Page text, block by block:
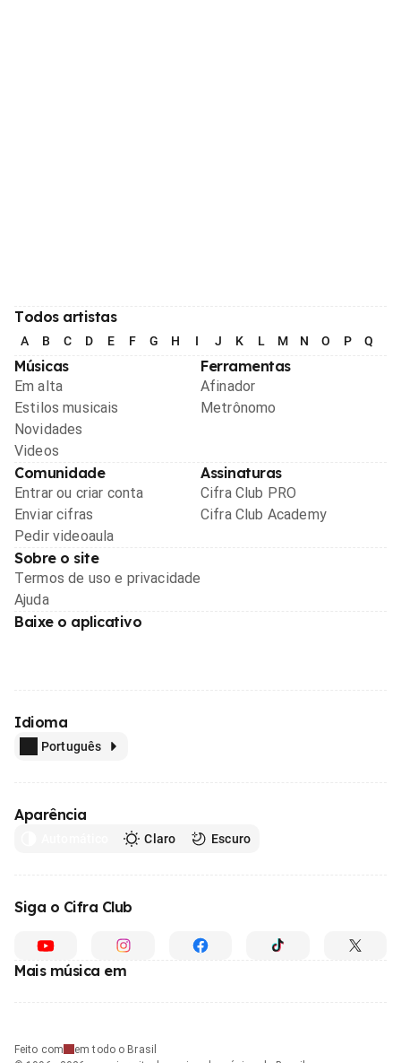
Todos artistas
A B C D E F G H I J K L M N O P Q
Músicas
Em alta
Estilos musicais
Novidades
Videos
Ferramentas
Afinador
Metrônomo
Comunidade
Entrar ou criar conta
Enviar cifras
Pedir videoaula
Assinaturas
Cifra Club PRO
Cifra Club Academy
Sobre o site
Termos de uso e privacidade
Ajuda
Baixe o aplicativo
Idioma
Português
Aparência
Claro Escuro
Siga o Cifra Club
Mais música em
Feito com
em todo o Brasil